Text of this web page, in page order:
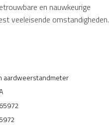
en nauwkeurige
veeleisende omstandigheden.
aardweerstandmeter